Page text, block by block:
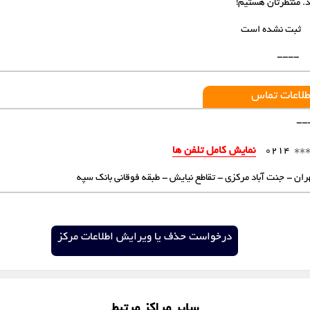
لواسان
منتظرتان هستیم!
ثبت نشده است
----
تماس
0214 نمایش کامل تلفن ها
- جنت آباد مرکزی - تقاطع نیایش - طبقه فوقانی بانک سپه
درخواست حذف یا ویرایش اطلاعات مرکز